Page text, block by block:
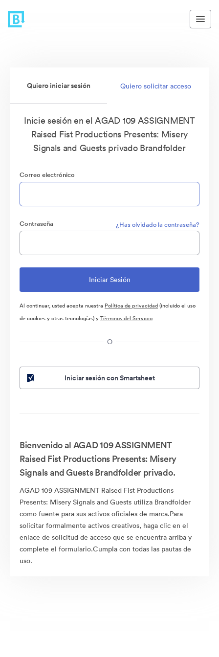
Quiero iniciar sesión Quiero solicitar acceso
Inicie sesión en el AGAD 109 ASSIGNMENT
Raised Fist Productions Presents: Misery
Signals and Guests privado Brandfolder
Correo electrónico
Contraseña ¿Has olvidado la contraseña?
Al continuar, usted acepta nuestra Política de privacidad(incluido el uso
de cookies y otras tecnologías) yTérminos del Servicio
O
Iniciar sesión con Smartsheet
Bienvenido al AGAD 109 ASSIGNMENT
Raised Fist Productions Presents: Misery
Signals and Guests Brandfolder privado.
AGAD 109 ASSIGNMENT Raised Fist Productions
Presents: Misery Signals and Guests utiliza Brandfolder
como fuente para sus activos oficiales de marca.Para
solicitar formalmente activos creativos, haga clic en el
enlace de solicitud de acceso que se encuentra arriba y
complete el formulario.Cumpla con todas las pautas de
uso.